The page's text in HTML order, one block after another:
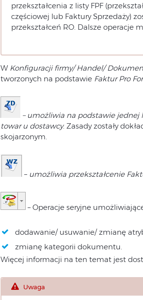
przekształcenia z listy FPF
częściowej lub Faktury Sprzedaży)
przekształceń RO. Dalsze operacje
W Konfiguracji firmy/ Handel/
tworzonych na podstawie Faktur Pro
– umożliwia na podstawie
towar u dostawcy. Zasady zostały
skojarzonym.
– umożliwia przekształcenie
– Operacje seryjne
dodawanie/ usuwanie/ zmianę
zmianę kategorii dokumentu.
Więcej informacji na ten temat jest
Uwaga